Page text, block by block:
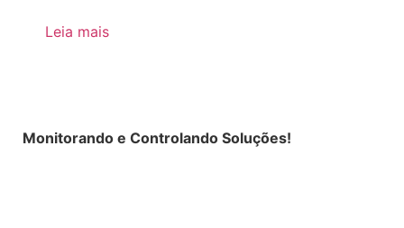
Leia mais
Monitorando e Controlando Soluções!